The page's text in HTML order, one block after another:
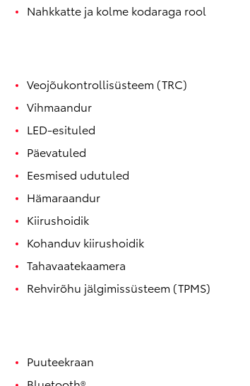
Nahkkatte ja kolme kodaraga rool
Veojõukontrollisüsteem (TRC)
Vihmaandur
LED-esituled
Päevatuled
Eesmised udutuled
Hämaraandur
Kiirushoidik
Kohanduv kiirushoidik
Tahavaatekaamera
Rehvirõhu jälgimissüsteem (TPMS)
Puuteekraan